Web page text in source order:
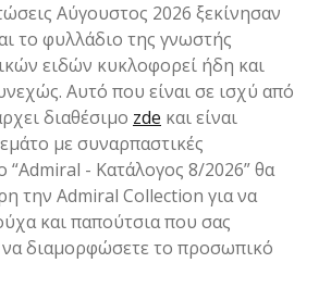
Αύγουστος 2026 ξεκίνησαν
το φυλλάδιο της γνωστής
ειδών κυκλοφορεί ήδη και
Αυτό που είναι σε ισχύ από
διαθέσιμο zde και είναι
με συναρπαστικές
- Kατάλογος 8/2026” θα
την Admiral Collection για να
και παπούτσια που σας
να διαμορφώσετε το προσωπικό